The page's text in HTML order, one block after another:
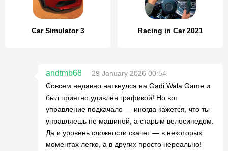
Car Simulator 3 Racing in Car 2021
andtmb68
29 January 2026 00:54
Совсем недавно наткнулся на Gadi Wala Game и
был приятно удивлён графикой! Но вот
управление подкачало — иногда кажется, что ты
управляешь не машиной, а старым велосипедом.
Да и уровень сложности скачет — в некоторых
моментах легко, а в других просто нереально!